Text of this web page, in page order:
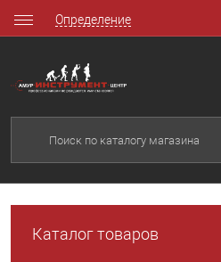
Определение
Каталог товаров